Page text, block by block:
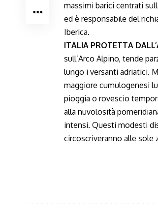
massimi barici centrati
ed è responsabile del
Iberica.
ITALIA PROTETTA
sull’Arco Alpino, tende
lungo i versanti adriatici.
maggiore cumulogenesi
pioggia o rovescio
alla nuvolosità
intensi. Questi modesti
circoscriveranno alle sole